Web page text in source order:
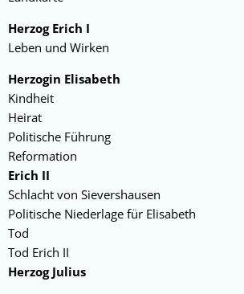
Herzog Erich I
Leben und Wirken
Herzogin Elisabeth
Kindheit
Heirat
Politische Führung
Reformation
Erich II
Schlacht von Sievershausen
Politische Niederlage für Elisabeth
Tod
Tod Erich II
Herzog Julius